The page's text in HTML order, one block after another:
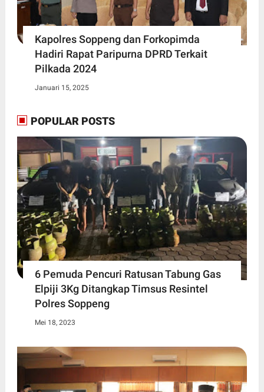
Kapolres Soppeng dan Forkopimda
Hadiri Rapat Paripurna DPRD Terkait
Pilkada 2024
Januari 15, 2025
POPULAR POSTS
6 Pemuda Pencuri Ratusan Tabung Gas
Elpiji 3Kg Ditangkap Timsus Resintel
Polres Soppeng
Mei 18, 2023